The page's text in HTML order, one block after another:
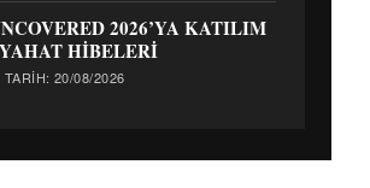
2026’YA KATILIM
HİBELERİ
TARIH: 20/08/2026